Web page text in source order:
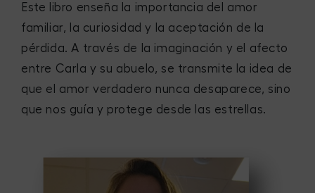
Este libro enseña la importancia del amor
familiar, la curiosidad y la aceptación de la
pérdida. A través de la imaginación y el afecto
entre Carla y su abuelo, se transmite la idea de
que el amor verdadero nunca desaparece, sino
que nos guía y protege desde las estrellas.